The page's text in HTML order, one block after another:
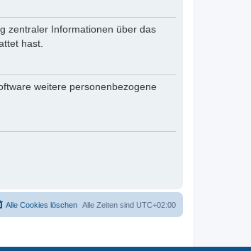
zentraler Informationen über das
hast.
weitere personenbezogene
Alle Zeiten sind UTC+02:00
Alle Cookies löschen